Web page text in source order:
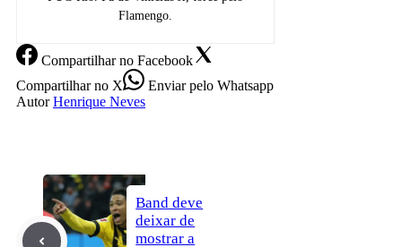
Flamengo.
Compartilharno Facebook
Compartilharno X Enviarpelo Whatsapp
Autor Henrique Neves
Band deve
deixar de
mostrar a